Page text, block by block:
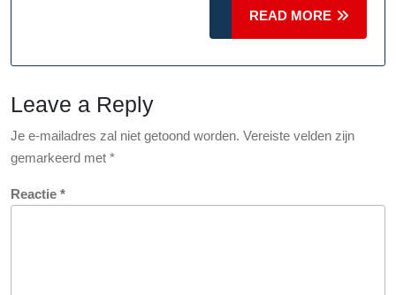
Schijnwerpers
READ MORE
MORE
Leave a Reply
Je e-mailadres zal niet getoond worden. Vereiste velden zijn
gemarkeerd met *
Reactie *